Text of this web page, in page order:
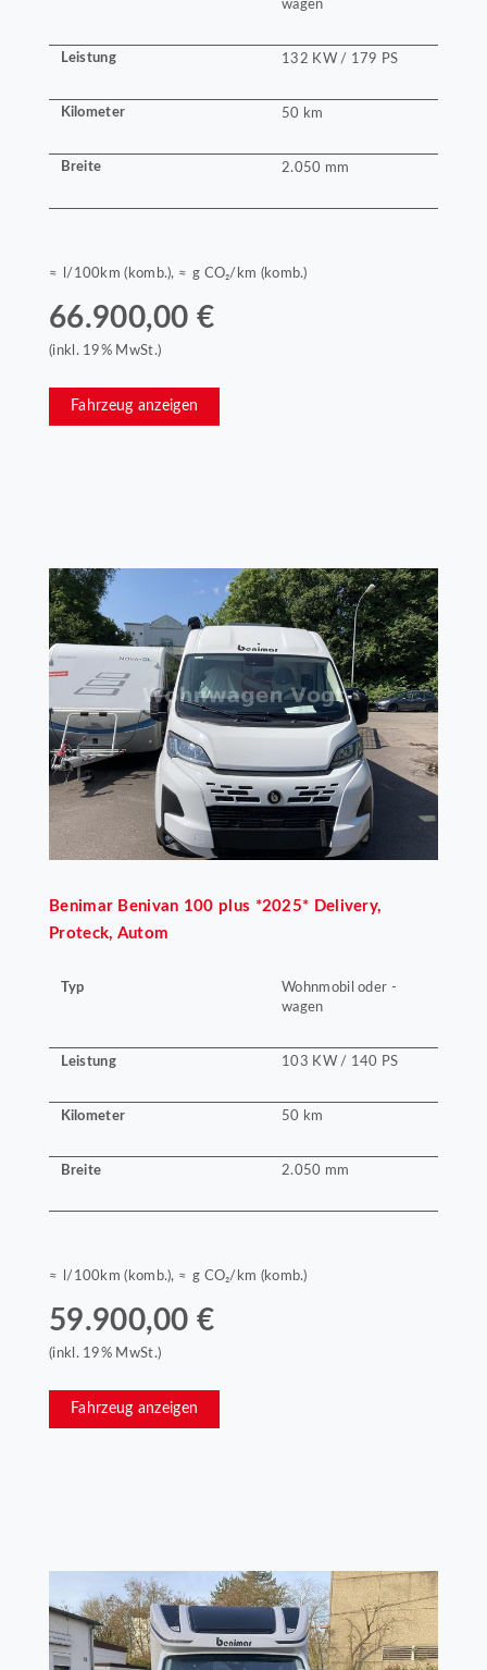
wagen
Leistung 132 KW / 179 PS
Kilometer 50 km
Breite 2.050 mm
≈ l/100km (komb.), ≈ g CO₂/km (komb.)
66.900,00 €
(inkl. 19% MwSt.)
Fahrzeug anzeigen
Benimar Benivan 100 plus *2025* Delivery,
Proteck, Autom
Typ
Wohnmobil oder -
wagen
Leistung 103 KW / 140 PS
Kilometer 50 km
Breite 2.050 mm
≈ l/100km (komb.), ≈ g CO₂/km (komb.)
59.900,00 €
(inkl. 19% MwSt.)
Fahrzeug anzeigen